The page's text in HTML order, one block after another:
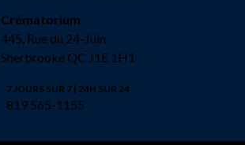
Crématorium
445, Rue du 24-Juin
Sherbrooke QC J1E 1H1
7 JOURS SUR 7 | 24H SUR 24
819 565-1155